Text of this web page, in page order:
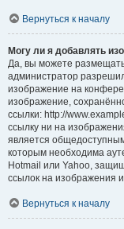
Вернуться к началу
Могу ли я добавлять
Да, вы можете
администратор
изображение на
изображение,
ссылки: http://
ссылку ни на
является
которым необходима
Hotmail или Yahoo,
ссылок на изображения
Вернуться к началу